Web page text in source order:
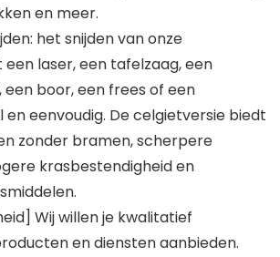
en meer.
het snijden van onze
laser, een tafelzaag, een
boor, een frees of een
en eenvoudig. De celgietversie biedt
zonder bramen, scherpere
krasbestendigheid en
Wij willen je kwalitatief
en diensten aanbieden.